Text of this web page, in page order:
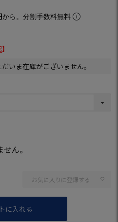
から。分割手数料無料
】
いま在庫がございません。
ん。
お気に入りに登録する
に入れる